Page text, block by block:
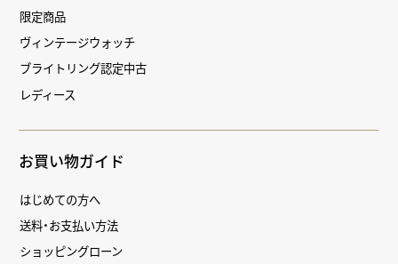
限定商品
ヴィンテージウォッチ
ブライトリング認定中古
レディース
お買い物ガイド
はじめての方へ
送料・お支払い方法
ショッピングローン